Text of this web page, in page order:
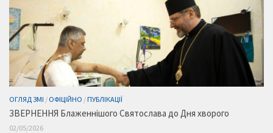
ОГЛЯД ЗМІ / ОФІЦІЙНО /ПУБЛІКАЦІЇ
ЗВЕРНЕННЯ Блаженнішого Святослава до Дня хворого
02/05/2026